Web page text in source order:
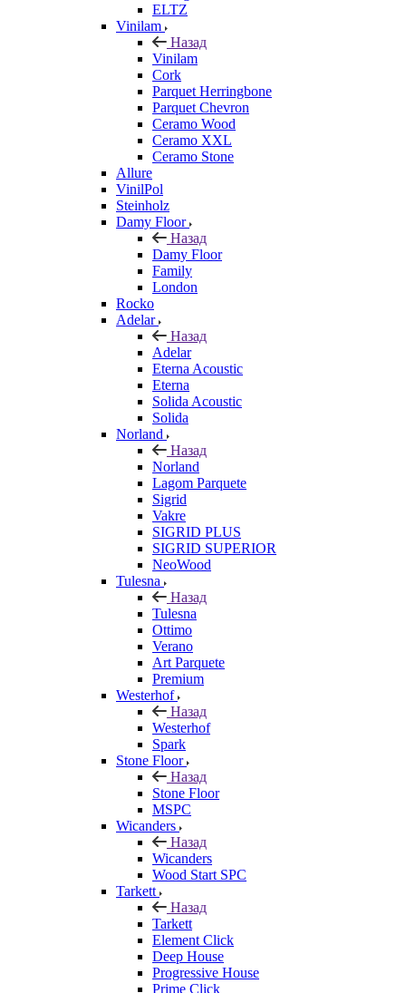
ELTZ
Vinilam
Назад
Vinilam
Cork
Parquet Herringbone
Parquet Chevron
Ceramo Wood
Ceramo XXL
Ceramo Stone
Allure
VinilPol
Steinholz
Damy Floor
Назад
Damy Floor
Family
London
Rocko
Adelar
Назад
Adelar
Eterna Acoustic
Eterna
Solida Acoustic
Solida
Norland
Назад
Norland
Lagom Parquete
Sigrid
Vakre
SIGRID PLUS
SIGRID SUPERIOR
NeoWood
Tulesna
Назад
Tulesna
Ottimo
Verano
Art Parquete
Premium
Westerhof
Назад
Westerhof
Spark
Stone Floor
Назад
Stone Floor
MSPC
Wicanders
Назад
Wicanders
Wood Start SPC
Tarkett
Назад
Tarkett
Element Click
Deep House
Progressive House
Prime Click